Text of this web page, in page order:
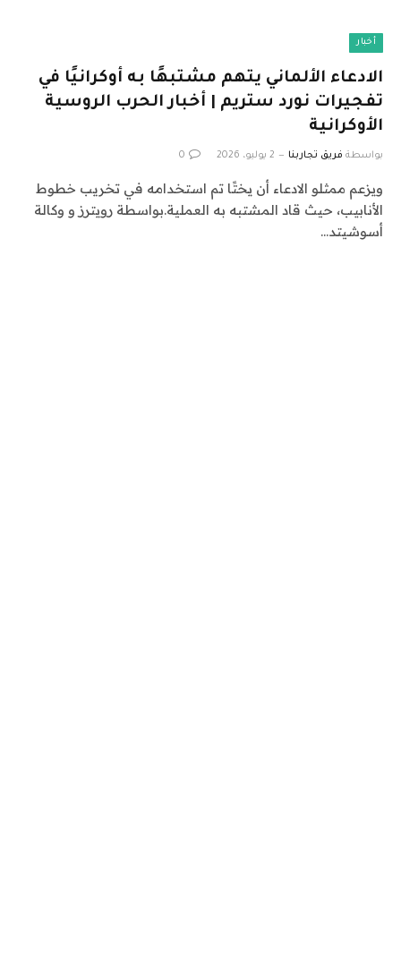
أخبار
الادعاء الألماني يتهم مشتبهًا به أوكرانيًا في
تفجيرات نورد ستريم | أخبار الحرب الروسية
الأوكرانية
بواسطة فريق تجاربنا 2 يوليو، 2026 0
ويزعم ممثلو الادعاء أن يختًا تم استخدامه في تخريب خطوط
الأنابيب، حيث قاد المشتبه به العملية.بواسطة رويترز و وكالة
أسوشيتد…